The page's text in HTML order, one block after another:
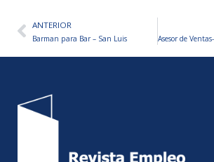
AntANTERIOR
Barman para Bar – San Luis